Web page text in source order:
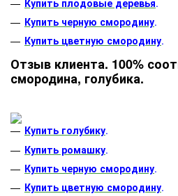
Купить черную смородину.
Купить цветную смородину.
Отзыв клиента. 100%
смородина, голубика.
Купить голубику.
Купить ромашку.
Купить черную смородину.
Купить цветную смородину.